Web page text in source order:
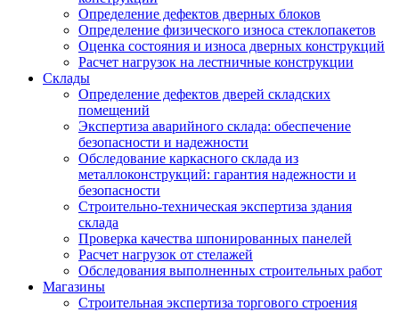
Определение дефектов дверных блоков
Определение физического износа стеклопакетов
Оценка состояния и износа дверных конструкций
Расчет нагрузок на лестничные конструкции
Склады
Определение дефектов дверей складских
помещений
Экспертиза аварийного склада: обеспечение
безопасности и надежности
Обследование каркасного склада из
металлоконструкций: гарантия надежности и
безопасности
Строительно-техническая экспертиза здания
склада
Проверка качества шпонированных панелей
Расчет нагрузок от стелажей
Обследования выполненных строительных работ
Магазины
Строительная экспертиза торгового строения